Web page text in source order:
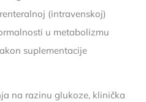
(intravenskoj)
u metabolizmu
suplementacije
na razinu glukoze, klinička